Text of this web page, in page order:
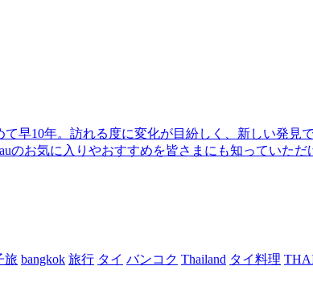
早10年。訪れる度に変化が目紛しく、新しい発
のお気に入りやおすすめを皆さまにも知っていただ
旅 bangkok 旅行 タイ バンコク Thailand タイ料理